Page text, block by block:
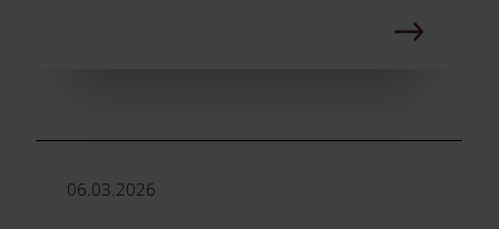
06.03.2026